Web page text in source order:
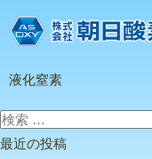
液化窒素
検
索:
最近の投稿